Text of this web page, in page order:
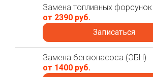
Замена топливных форсунок
от 2390 руб.
Записаться
Замена бензонасоса (ЭБН)
от 1400 руб.